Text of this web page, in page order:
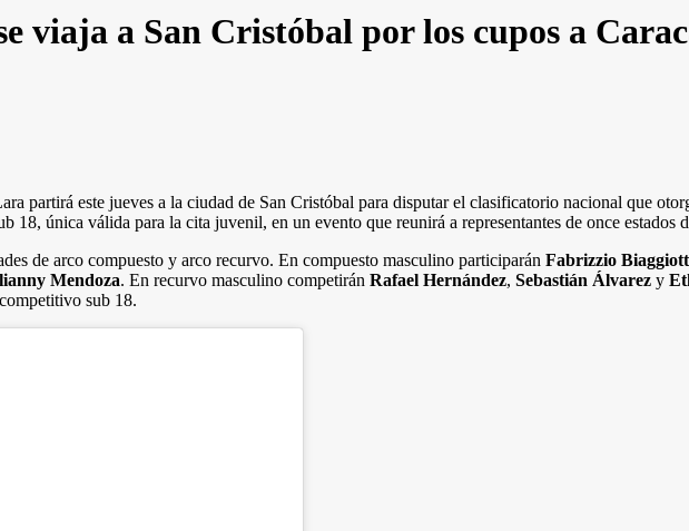
viaja a San Cristóbal por los cupos a
partirá este jueves a la ciudad de San Cristóbal para disputar el clasificatorio nacional que
18, única válida para la cita juvenil, en un evento que reunirá a representantes de once
de arco compuesto y arco recurvo. En compuesto masculino participarán Fabrizzio
Mendoza. En recurvo masculino competirán Rafael Hernández, Sebastián Álvarez y
sub 18.